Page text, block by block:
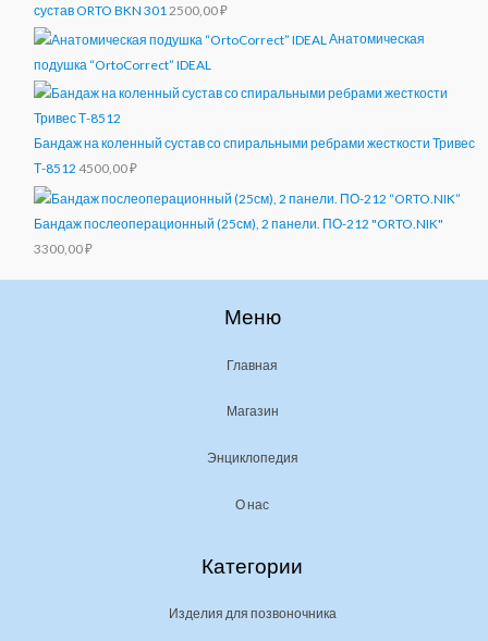
сустав ORTO BKN 301 2500,00₽
Анатомическая
подушка “OrtoCorrect” IDEAL
Бандаж на коленный сустав со спиральными ребрами жесткости Тривес
Т-8512 4500,00₽
Бандаж послеоперационный (25см), 2 панели. ПО-212 "ORTO.NIK"
3300,00₽
Меню
Главная
Магазин
Энциклопедия
О нас
Категории
Изделия для позвоночника